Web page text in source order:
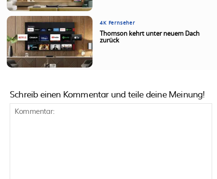
4K Fernseher
Thomson kehrt unter neuem Dach
zurück
Schreib einen Kommentar und teile deine Meinung!